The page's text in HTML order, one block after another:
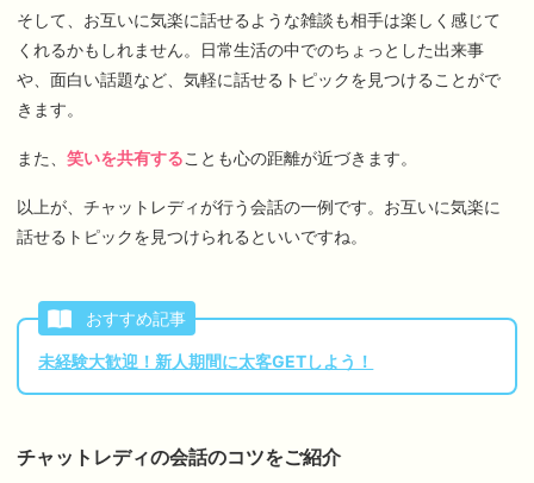
そして、お互いに気楽に話せるような雑談も相手は楽しく感じて
くれるかもしれません。日常生活の中でのちょっとした出来事
や、面白い話題など、気軽に話せるトピックを見つけることがで
きます。
また、笑いを共有することも心の距離が近づきます。
以上が、チャットレディが行う会話の一例です。お互いに気楽に
話せるトピックを見つけられるといいですね。
おすすめ記事
未経験大歓迎！新人期間に太客GETしよう！
チャットレディの会話のコツをご紹介